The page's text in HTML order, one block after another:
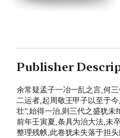
Publisher
余常疑孟子一冶一乱之言,何
二运者,起周敬王甲子以至于
壮”,始得一治,则三代之盛犹未
前年壬寅夏,条具为治大法,未
整理残帙,此卷犹未失落于担头